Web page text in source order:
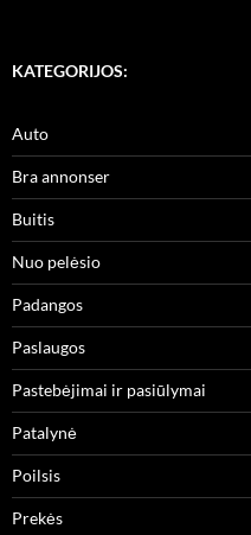
KATEGORIJOS:
Auto
Bra annonser
Buitis
Nuo pelėsio
Padangos
Paslaugos
Pastebėjimai ir pasiūlymai
Patalynė
Poilsis
Prekės